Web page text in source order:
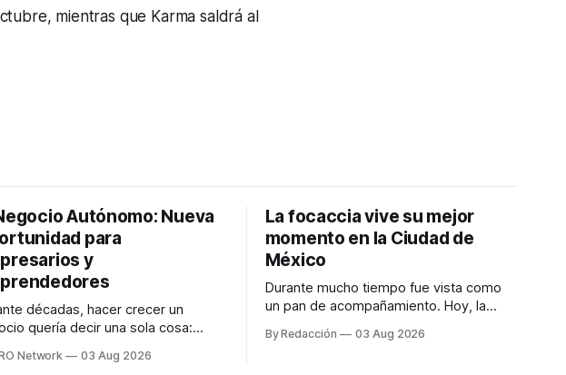
mientras que Karma saldrá al
Autónomo: Nueva
para
y
décadas, hacer crecer un
quería decir una sola cosa:
un especialista en marketing
Network 03 Aug 2026
La focaccia vive su mejor
momento en la Ciudad de
México
Durante mucho tiempo fue vista como
un pan de acompañamiento. Hoy, la
platillos favoritos de quienes buscan
By Redacción 03 Aug 2026